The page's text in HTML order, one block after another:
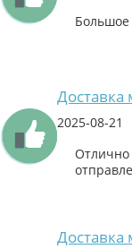
Большое
2025-08-21
Отлично